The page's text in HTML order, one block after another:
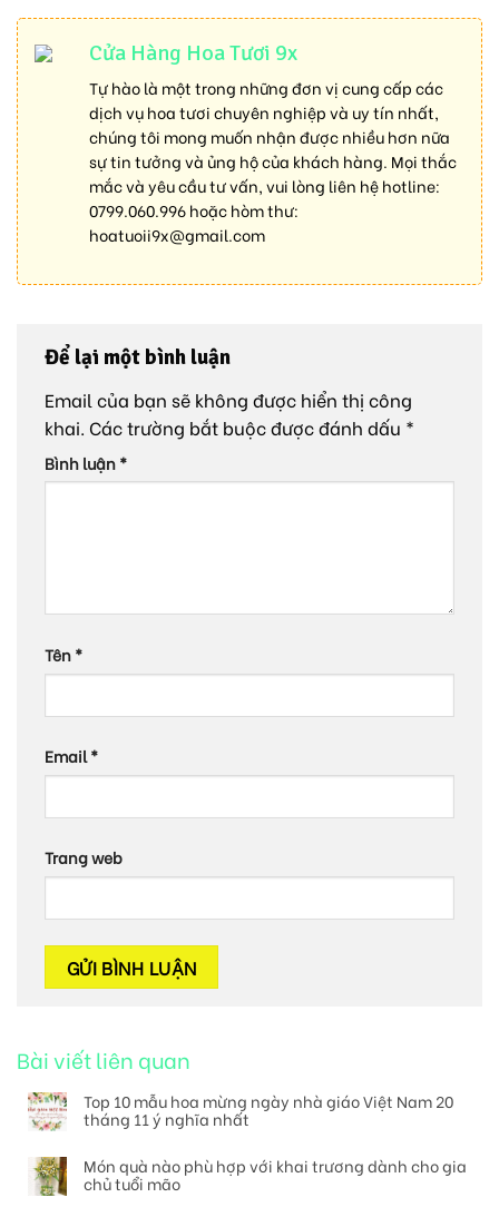
Cửa Hàng Hoa Tươi 9x
Tự hào là một trong những đơn vị cung cấp các
dịch vụ hoa tươi chuyên nghiệp và uy tín nhất,
chúng tôi mong muốn nhận được nhiều hơn nữa
sự tin tưởng và ủng hộ của khách hàng. Mọi thắc
mắc và yêu cầu tư vấn, vui lòng liên hệ hotline:
0799.060.996hoặc hòm thư:
hoatuoii9x@gmail.com
Để lại một bình luận
Email của bạn sẽ không được hiển thị công
khai. Các trường bắt buộc được đánh dấu *
Bình luận*
Tên*
Email*
Trang web
Bài viết liên quan
Top 10 mẫu hoa mừng ngày nhà giáo Việt Nam 20
tháng 11 ý nghĩa nhất
Món quà nào phù hợp với khai trương dành cho gia
chủ tuổi mão